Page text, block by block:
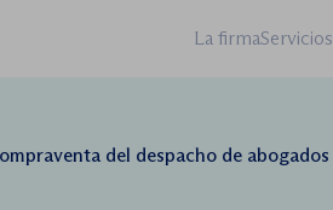
La firmaServicios
del despacho de abogados